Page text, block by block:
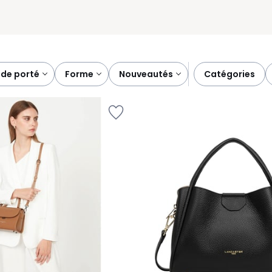
de porté forme nouveautés catégories